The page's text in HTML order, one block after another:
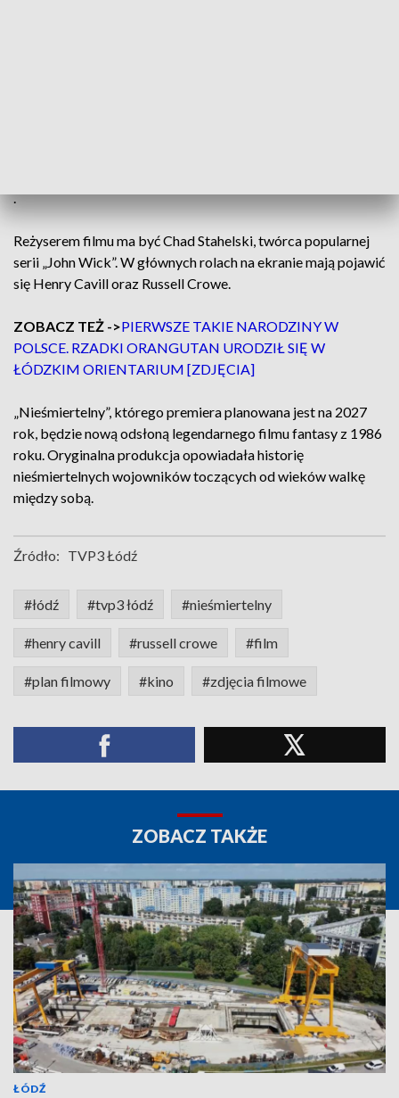
.
Reżyserem filmu ma być Chad Stahelski, twórca popularnej
serii „John Wick”. W głównych rolach na ekranie mają pojawić
się Henry Cavill oraz Russell Crowe.
ZOBACZ TEŻ ->PIERWSZE TAKIE NARODZINY W
POLSCE. RZADKI ORANGUTAN URODZIŁ SIĘ W
ŁÓDZKIM ORIENTARIUM [ZDJĘCIA]
„Nieśmiertelny”, którego premiera planowana jest na 2027
rok, będzie nową odsłoną legendarnego filmu fantasy z 1986
roku. Oryginalna produkcja opowiadała historię
nieśmiertelnych wojowników toczących od wieków walkę
między sobą.
Źródło: TVP3 Łódź
#łódź #tvp3 łódź #nieśmiertelny
#henry cavill #russell crowe #film
#plan filmowy #kino #zdjęcia filmowe
ZOBACZ TAKŻE
ŁÓDŹ